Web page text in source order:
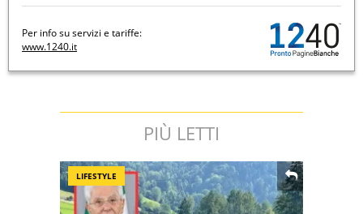
Per info su servizi e tariffe:
www.1240.it
PIÙ LETTI
LIFESTYLE